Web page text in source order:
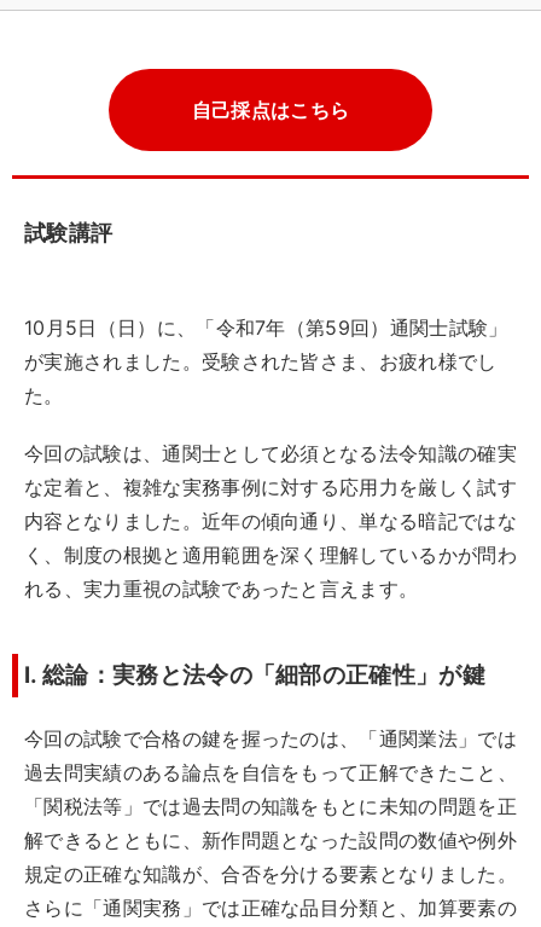
自己採点はこちら
試験講評
10月5日（日）に、「令和7年（第59回）通関士試験」
が実施されました。受験された皆さま、お疲れ様でし
た。
今回の試験は、通関士として必須となる法令知識の確実
な定着と、複雑な実務事例に対する応用力を厳しく試す
内容となりました。近年の傾向通り、単なる暗記ではな
く、制度の根拠と適用範囲を深く理解しているかが問わ
れる、実力重視の試験であったと言えます。
I. 総論：実務と法令の「細部の正確性」が鍵
今回の試験で合格の鍵を握ったのは、「通関業法」では
過去問実績のある論点を自信をもって正解できたこと、
「関税法等」では過去問の知識をもとに未知の問題を正
解できるとともに、新作問題となった設問の数値や例外
規定の正確な知識が、合否を分ける要素となりました。
さらに「通関実務」では正確な品目分類と、加算要素の